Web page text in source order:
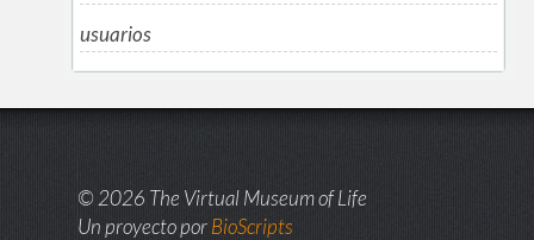
usuarios
© 2026 The Virtual Museum of Life
Un proyecto porBioScripts